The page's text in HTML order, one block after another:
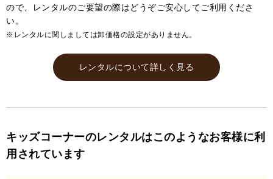
ので、レンタルのご要望の際はどうぞご安心してご利用くださ
い。
※レンタルに関しましては卸価格の設定がありません。
レンタルについて詳しく見る
キッズコーナーのレンタルはこのようなお客様に利
用されています